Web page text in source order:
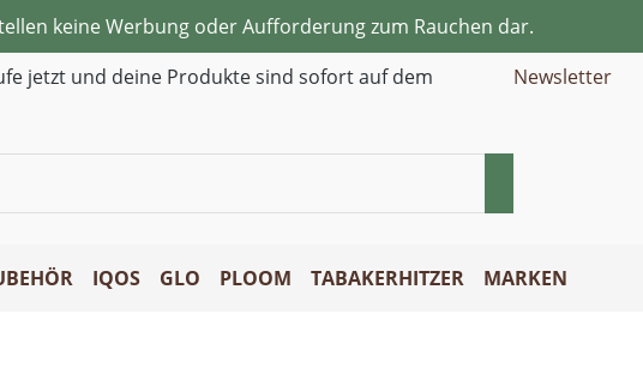
keine Werbung oder Aufforderung zum Rauchen dar.
jetzt und deine Produkte sind sofort auf dem
Newsletter
IQOS GLO PLOOM TABAKERHITZER MARKEN